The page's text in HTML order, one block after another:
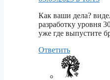
Как ваши дела?
разработку уровня
уже где выпустите
Ответить